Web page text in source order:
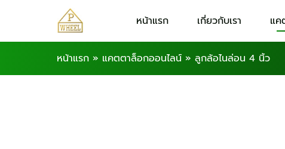
หน้าแรก เกี่ยวกับเรา แค
หน้าแรก » แคตตาล็อกออนไลน์ » ลูกล้อไนล่อน 4 นิ้ว